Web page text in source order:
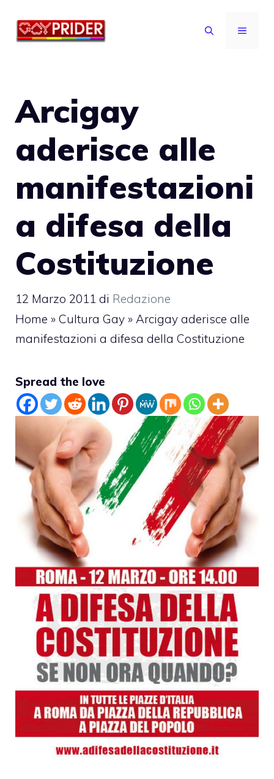
MENU
Arcigay
aderisce alle
manifestazioni
a difesa della
Costituzione
12 Marzo 2011 di Redazione
Home » Cultura Gay » Arcigay aderisce alle
manifestazioni a difesa della Costituzione
Spread the love